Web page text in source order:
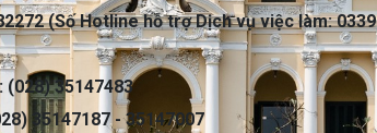
(Số Hotline hỗ trợ Dịch vụ việc làm: 0339
35147483
35147187 - 35147007